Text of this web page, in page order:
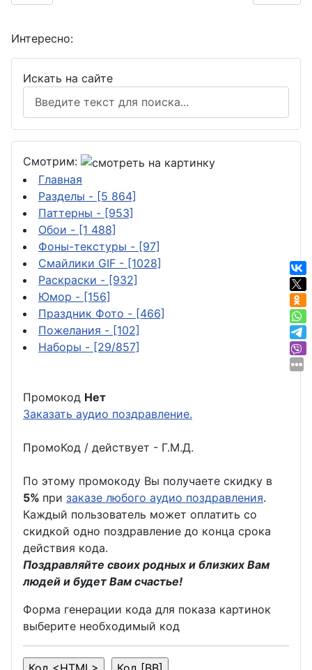
Интересно:
Искать на сайте
Смотрим:
Главная
Разделы - [5 864]
Паттерны - [953]
Обои - [1 488]
Фоны-текстуры - [97]
Смайлики GIF - [1028]
Раскраски - [932]
Юмор - [156]
Праздник Фото - [466]
Пожелания - [102]
Наборы - [29/857]
Промокод Нет
Заказать аудио поздравление.
ПромоКод / действует - Г.М.Д.
По этому промокоду Вы получаете скидку в
5% при заказе любого аудио поздравления.
Каждый пользователь может оплатить со
скидкой одно поздравление до конца срока
действия кода.
Поздравляйте своих родных и близких Вам
людей и будет Вам счастье!
Форма генерации кода для показа картинок
выберите необходимый код